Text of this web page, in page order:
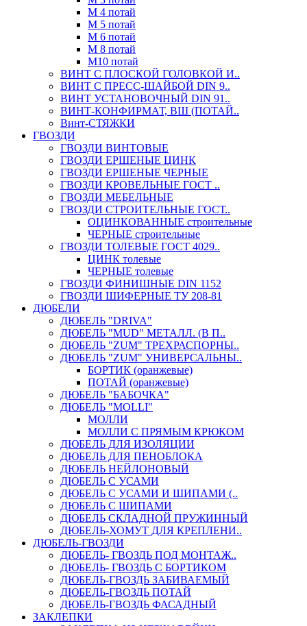
М 4 потай
М 5 потай
М 6 потай
М 8 потай
М10 потай
ВИНТ С ПЛОСКОЙ ГОЛОВКОЙ И..
ВИНТ С ПРЕСС-ШАЙБОЙ DIN 9..
ВИНТ УСТАНОВОЧНЫЙ DIN 91..
ВИНТ-КОНФИРМАТ, ВШ (ПОТАЙ..
Винт-СТЯЖКИ
ГВОЗДИ
ГВОЗДИ ВИНТОВЫЕ
ГВОЗДИ ЕРШЕНЫЕ ЦИНК
ГВОЗДИ ЕРШЕНЫЕ ЧЕРНЫЕ
ГВОЗДИ КРОВЕЛЬНЫЕ ГОСТ ..
ГВОЗДИ МЕБЕЛЬНЫЕ
ГВОЗДИ СТРОИТЕЛЬНЫЕ ГОСТ..
ОЦИНКОВАННЫЕ строительные
ЧЕРНЫЕ строительные
ГВОЗДИ ТОЛЕВЫЕ ГОСТ 4029..
ЦИНК толевые
ЧЕРНЫЕ толевые
ГВОЗДИ ФИНИШНЫЕ DIN 1152
ГВОЗДИ ШИФЕРНЫЕ ТУ 208-81
ДЮБЕЛИ
ДЮБЕЛЬ "DRIVA"
ДЮБЕЛЬ "MUD" МЕТАЛЛ. (В П..
ДЮБЕЛЬ "ZUM" ТРЕХРАСПОРНЫ..
ДЮБЕЛЬ "ZUM" УНИВЕРСАЛЬНЫ..
БОРТИК (оранжевые)
ПОТАЙ (оранжевые)
ДЮБЕЛЬ "БАБОЧКА"
ДЮБЕЛЬ "МOLLI"
МОЛЛИ
МОЛЛИ С ПРЯМЫМ КРЮКОМ
ДЮБЕЛЬ ДЛЯ ИЗОЛЯЦИИ
ДЮБЕЛЬ ДЛЯ ПЕНОБЛОКА
ДЮБЕЛЬ НЕЙЛОНОВЫЙ
ДЮБЕЛЬ С УСАМИ
ДЮБЕЛЬ С УСАМИ И ШИПАМИ (..
ДЮБЕЛЬ С ШИПАМИ
ДЮБЕЛЬ СКЛАДНОЙ ПРУЖИННЫЙ
ДЮБЕЛЬ-ХОМУТ ДЛЯ КРЕПЛЕНИ..
ДЮБЕЛЬ-ГВОЗДИ
ДЮБЕЛЬ- ГВОЗДЬ ПОД МОНТАЖ..
ДЮБЕЛЬ- ГВОЗДЬ С БОРТИКОМ
ДЮБЕЛЬ-ГВОЗДЬ ЗАБИВАЕМЫЙ
ДЮБЕЛЬ-ГВОЗДЬ ПОТАЙ
ДЮБЕЛЬ-ГВОЗДЬ ФАСАДНЫЙ
ЗАКЛЕПКИ